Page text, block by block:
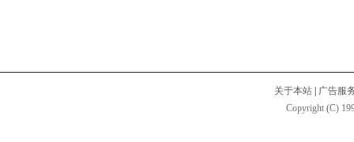
关于本站
广告服
Copyright (C)